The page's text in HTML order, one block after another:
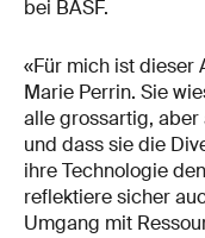
bei BASF.
«Für mich ist dieser
Marie Perrin. Sie
alle grossartig,
und dass sie die
ihre Technologie
reflektiere sicher
Umgang mit